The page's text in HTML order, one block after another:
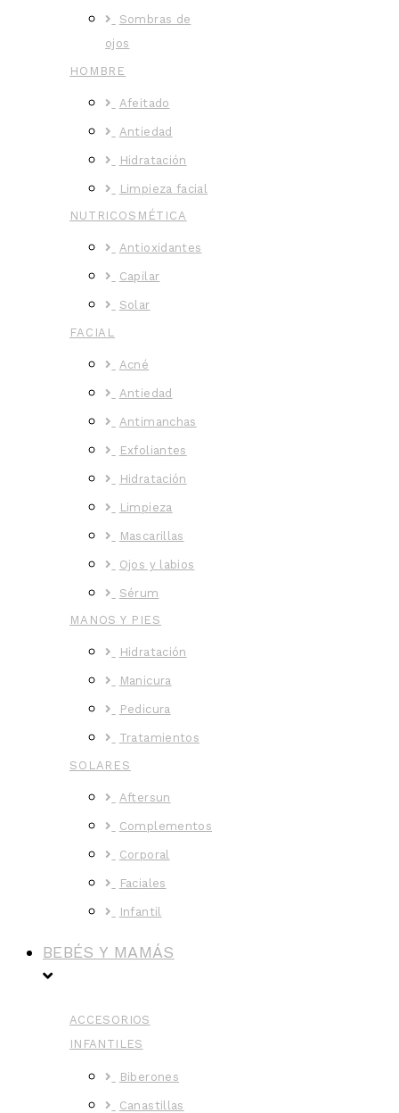
Sombras de
ojos
HOMBRE
Afeitado
Antiedad
Hidratación
Limpieza facial
NUTRICOSMÉTICA
Antioxidantes
Capilar
Solar
FACIAL
Acné
Antiedad
Antimanchas
Exfoliantes
Hidratación
Limpieza
Mascarillas
Ojos y labios
Sérum
MANOS Y PIES
Hidratación
Manicura
Pedicura
Tratamientos
SOLARES
Aftersun
Complementos
Corporal
Faciales
Infantil
BEBÉS Y MAMÁS
ACCESORIOS
INFANTILES
Biberones
Canastillas